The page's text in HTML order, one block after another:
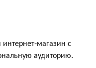
магазин с
аудиторию.